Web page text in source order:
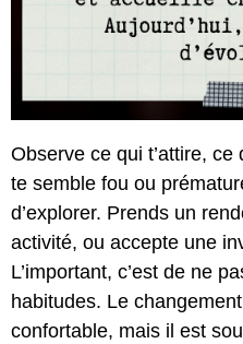
Observe ce qui t’attire, ce
te semble fou ou
d’explorer. Prends un
activité, ou accepte une
L’important, c’est de ne
habitudes. Le
confortable, mais il est